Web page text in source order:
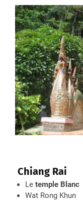
Chiang Rai
Le temple Blanc
Wat Rong Khun